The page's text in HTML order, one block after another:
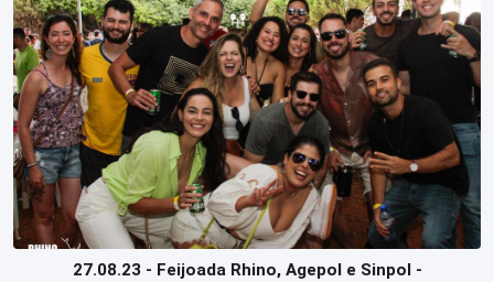
27.08.23 - Feijoada Rhino, Agepol e Sinpol -